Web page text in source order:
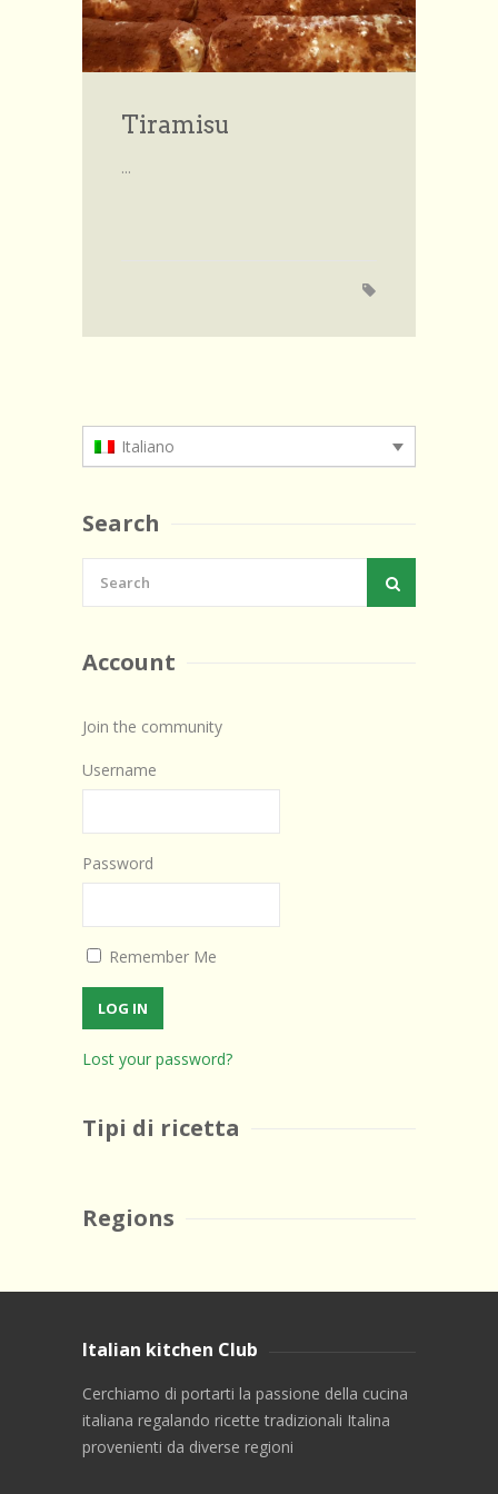
Sfoglia le ricette
Invia la tua ricetta
Forum
Tiramisu
...
Italiano
Search
Account
Join the community
Username
Password
Remember Me
Lost your password?
Tipi di ricetta
Regions
Italian kitchen Club
Cerchiamo di portarti la passione della cucina
italiana regalando ricette tradizionali Italina
provenienti da diverse regioni